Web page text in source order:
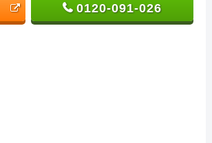
0120-091-026